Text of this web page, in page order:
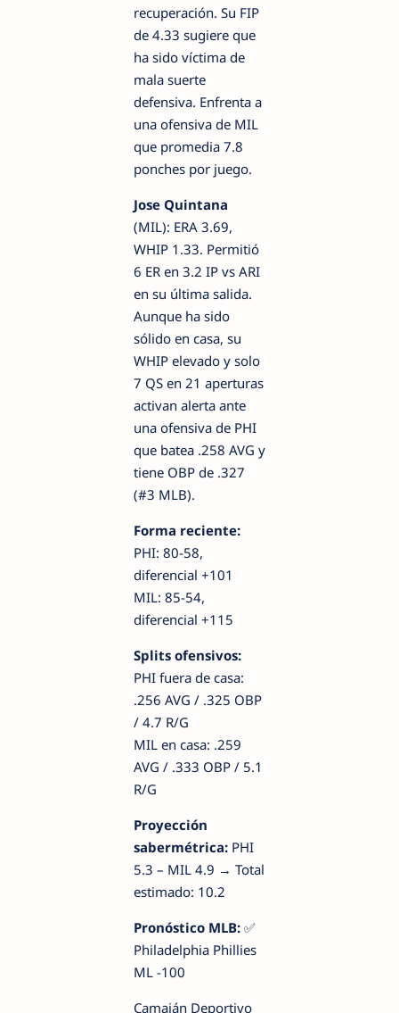
recuperación. Su FIP
de 4.33 sugiere que
ha sido víctima de
mala suerte
defensiva. Enfrenta a
una ofensiva de MIL
que promedia 7.8
ponches por juego.
Jose Quintana
(MIL): ERA 3.69,
WHIP 1.33. Permitió
6 ER en 3.2 IP vs ARI
en su última salida.
Aunque ha sido
sólido en casa, su
WHIP elevado y solo
7 QS en 21 aperturas
activan alerta ante
una ofensiva de PHI
que batea .258 AVG y
tiene OBP de .327
(#3 MLB).
Forma reciente:
PHI: 80-58,
diferencial +101
MIL: 85-54,
diferencial +115
Splits ofensivos:
PHI fuera de casa:
.256 AVG / .325 OBP
/ 4.7 R/G
MIL en casa: .259
AVG / .333 OBP / 5.1
R/G
Proyección
sabermétrica: PHI
5.3 – MIL 4.9 → Total
estimado: 10.2
Pronóstico MLB: ✅
Philadelphia Phillies
ML -100
Camaján Deportivo